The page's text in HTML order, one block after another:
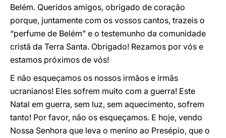
Belém. Queridos amigos, obrigado de coração
porque, juntamente com os vossos cantos, trazeis o
“perfume de Belém” e o testemunho da comunidade
cristã da Terra Santa. Obrigado! Rezamos por vós e
estamos próximos de vós!
E não esqueçamos os nossos irmãos e irmãs
ucranianos! Eles sofrem muito com a guerra! Este
Natal em guerra, sem luz, sem aquecimento, sofrem
tanto! Por favor, não os esqueçamos. E hoje, vendo
Nossa Senhora que leva o menino ao Presépio, que o